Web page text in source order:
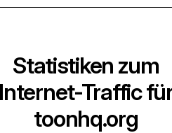
Statistiken zum
Internet-Traffic
toonhq.org